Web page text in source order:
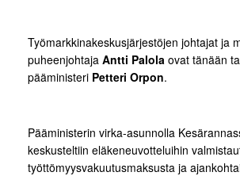
Työmarkkinakeskusjärjestöjen johtajat ja
puheenjohtaja Antti Palola ovat tänään
pääministeri Petteri Orpon.
Pääministerin virka-asunnolla
keskusteltiin eläkeneuvotteluihin
työttömyysvakuutusmaksusta ja